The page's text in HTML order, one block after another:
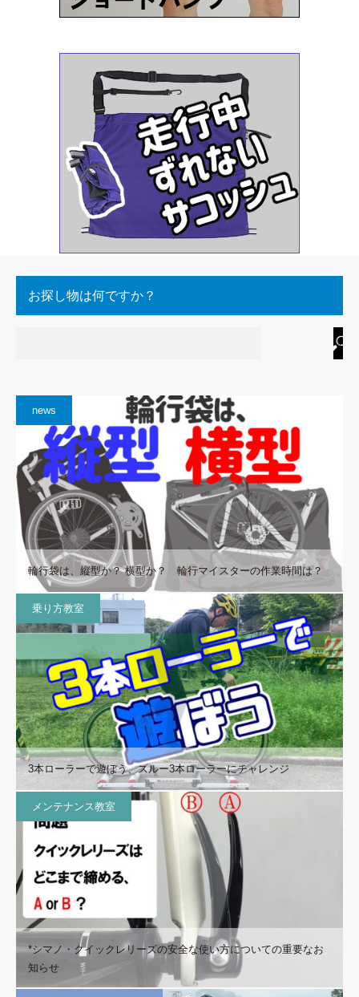
お探し物は何ですか？
news
輪行袋は、縦型か？ 横型か？ 輪行マイスターの作業時間は？
乗り方教室
3本ローラーで遊ぼう、スルー3本ローラーにチャレンジ
メンテナンス教室
*シマノ・クイックレリーズの安全な使い方についての重要なお
知らせ